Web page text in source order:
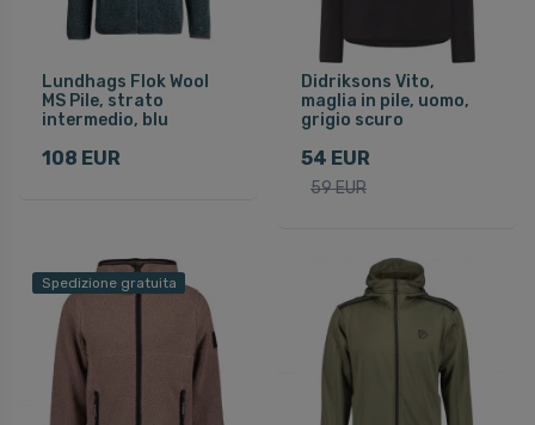
Lundhags Flok Wool
MS Pile, strato
intermedio, blu
108 EUR
Didriksons Vito,
maglia in pile, uomo,
grigio scuro
54 EUR
59 EUR
Spedizione gratuita